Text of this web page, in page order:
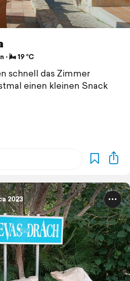
⋅ 🌬 19 °C
schnell das Zimmer
einen kleinen Snack
2023